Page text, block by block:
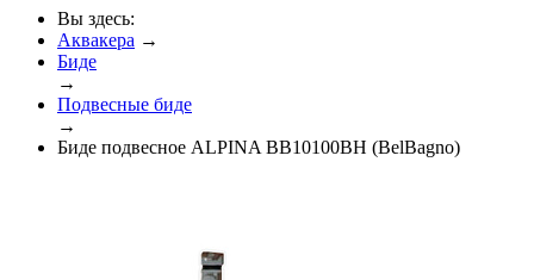
Вы здесь:
Аквакера →
Биде
→
Подвесные биде
→
Биде подвесное ALPINA BB10100ВH (BelBagno)